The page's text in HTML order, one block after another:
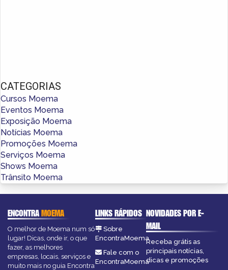
CATEGORIAS
Cursos Moema
Eventos Moema
Exposição Moema
Notícias Moema
Promoções Moema
Serviços Moema
Shows Moema
Trânsito Moema
ENCONTRAMOEMA
O melhor de Moema num só
lugar! Dicas, onde ir, o que
fazer, as melhores
empresas, locais, serviços e
muito mais no guia Encontra
LINKS RÁPIDOS
Sobre
EncontraMoema
Fale com o
EncontraMoema
NOVIDADES POR E-
MAIL
Receba grátis as
principais notícias,
dicas e promoções